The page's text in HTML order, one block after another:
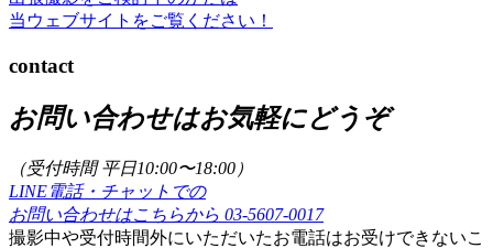
当ウェブサイトをご覧ください！
contact
お問い合わせはお気軽にどうぞ
（受付時間 平日10:00〜18:00）
LINE電話・チャットでの
お問い合わせはこちらから 03-5607-0017
撮影中や受付時間外にいただいたお電話はお受けできないこ